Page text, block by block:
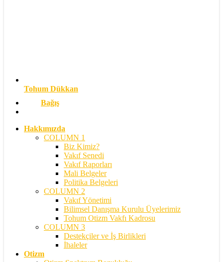
Tohum Dükkan
Bağış
Hakkımızda
COLUMN 1
Biz Kimiz?
Vakıf Senedi
Vakıf Raporları
Mali Belgeler
Politika Belgeleri
COLUMN 2
Vakıf Yönetimi
Bilimsel Danışma Kurulu Üyelerimiz
Tohum Otizm Vakfı Kadrosu
COLUMN 3
Destekçiler ve İş Birlikleri
İhaleler
Otizm